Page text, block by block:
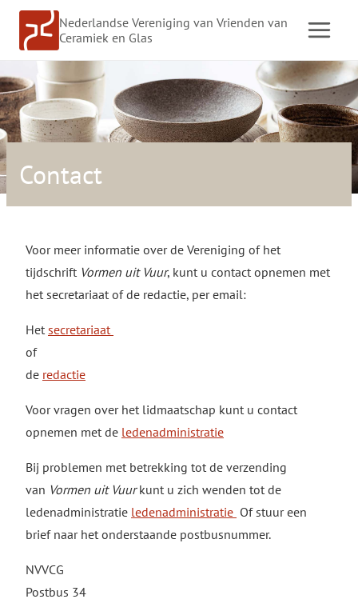
Doorgaan
inhoud
Nederlandse Vereniging van Vrienden van
Ceramiek en Glas
Contact
Voor meer informatie over de Vereniging of het
tijdschrift Vormen uit Vuur, kunt u contact opnemen met
het secretariaat of de redactie, per email:
Het secretariaat
of
de redactie
Voor vragen over het lidmaatschap kunt u contact
opnemen met de ledenadministratie
Bij problemen met betrekking tot de verzending
van Vormen uit Vuurkunt u zich wenden tot de
ledenadministratie ledenadministratie Of stuur een
brief naar het onderstaande postbusnummer.
NVVCG
Postbus 34